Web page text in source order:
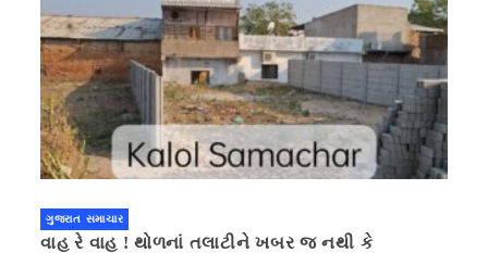
ગુજરાત સમાચાર
વાહ રે વાહ ! થોળનાં તલાટીને ખબર જ નથી કે